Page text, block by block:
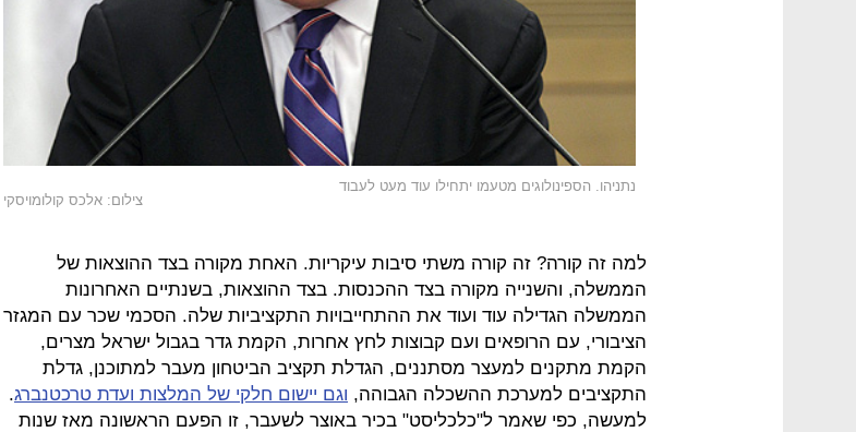
נתניהו. הספינולוגים מטעמו יתחילו עוד מעט לעבוד
צילום: אלכס קולומויסקי
למה זה קורה? זה קורה משתי סיבות עיקריות. האחת מקורה בצד ההוצאות של
הממשלה, והשנייה מקורה בצד ההכנסות. בצד ההוצאות, בשנתיים האחרונות
הממשלה הגדילה עוד ועוד את ההתחייבויות התקציביות שלה. הסכמי שכר עם המגזר
הציבורי, עם הרופאים ועם קבוצות לחץ אחרות, הקמת גדר בגבול ישראל מצרים,
הקמת מתקנים למעצר מסתננים, הגדלת תקציב הביטחון מעבר למתוכנן, גדלת
התקציבים למערכת ההשכלה הגבוהה, וגם יישום חלקי של המלצות ועדת טרכטנברג.
למעשה, כפי שאמר ל"כלכליסט" בכיר באוצר לשעבר, זו הפעם הראשונה מאז שנות